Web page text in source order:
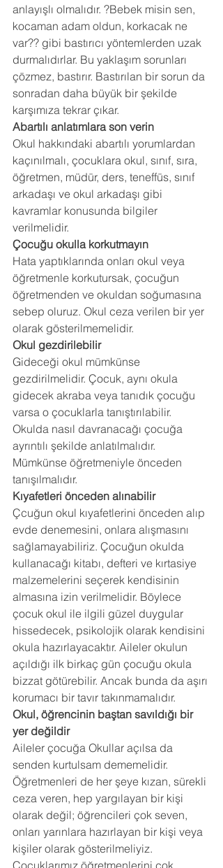
anlayışlı olmalıdır. ?Bebek misin sen,
kocaman adam oldun, korkacak ne
var?? gibi bastırıcı yöntemlerden uzak
durmalıdırlar. Bu yaklaşım sorunları
çözmez, bastırır. Bastırılan bir sorun da
sonradan daha büyük bir şekilde
karşımıza tekrar çıkar.
Abartılı anlatımlara son verin
Okul hakkındaki abartılı yorumlardan
kaçınılmalı, çocuklara okul, sınıf, sıra,
öğretmen, müdür, ders, teneffüs, sınıf
arkadaşı ve okul arkadaşı gibi
kavramlar konusunda bilgiler
verilmelidir.
Çocuğu okulla korkutmayın
Hata yaptıklarında onları okul veya
öğretmenle korkutursak, çocuğun
öğretmenden ve okuldan soğumasına
sebep oluruz. Okul ceza verilen bir yer
olarak gösterilmemelidir.
Okul gezdirilebilir
Gideceği okul mümkünse
gezdirilmelidir. Çocuk, aynı okula
gidecek akraba veya tanıdık çocuğu
varsa o çocuklarla tanıştırılabilir.
Okulda nasıl davranacağı çocuğa
ayrıntılı şekilde anlatılmalıdır.
Mümkünse öğretmeniyle önceden
tanışılmalıdır.
Kıyafetleri önceden alınabilir
Çcuğun okul kıyafetlerini önceden alıp
evde denemesini, onlara alışmasını
sağlamayabiliriz. Çocuğun okulda
kullanacağı kitabı, defteri ve kırtasiye
malzemelerini seçerek kendisinin
almasına izin verilmelidir. Böylece
çocuk okul ile ilgili güzel duygular
hissedecek, psikolojik olarak kendisini
okula hazırlayacaktır. Aileler okulun
açıldığı ilk birkaç gün çocuğu okula
bizzat götürebilir. Ancak bunda da aşırı
korumacı bir tavır takınmamalıdır.
Okul, öğrencinin baştan savıldığı bir
yer değildir
Aileler çocuğa Okullar açılsa da
senden kurtulsam dememelidir.
Öğretmenleri de her şeye kızan, sürekli
ceza veren, hep yargılayan bir kişi
olarak değil; öğrencileri çok seven,
onları yarınlara hazırlayan bir kişi veya
kişiler olarak gösterilmeliyiz.
Çocuklarımız öğretmenlerini çok